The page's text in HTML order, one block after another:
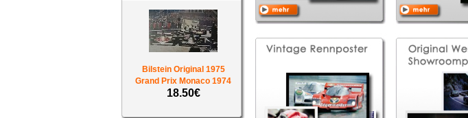
Bilstein Original 1975
Grand Prix Monaco 1974
18.50€